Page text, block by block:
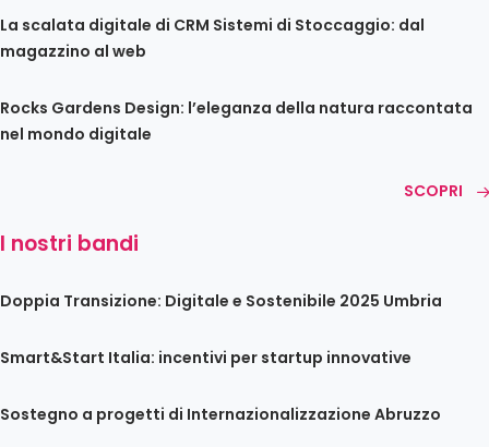
La scalata digitale di CRM Sistemi di Stoccaggio: dal
magazzino al web
Rocks Gardens Design: l’eleganza della natura raccontata
nel mondo digitale
SCOPRI
I nostri bandi
Doppia Transizione: Digitale e Sostenibile 2025 Umbria
Smart&Start Italia: incentivi per startup innovative
Sostegno a progetti di Internazionalizzazione Abruzzo